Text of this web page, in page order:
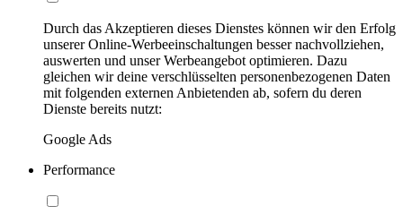
Durch das Akzeptieren dieses Dienstes können wir den Erfolg
unserer Online-Werbeeinschaltungen besser nachvollziehen,
auswerten und unser Werbeangebot optimieren. Dazu
gleichen wir deine verschlüsselten personenbezogenen Daten
mit folgenden externen Anbietenden ab, sofern du deren
Dienste bereits nutzt:
Google Ads
Performance